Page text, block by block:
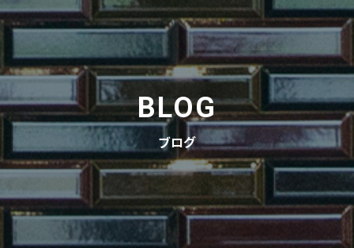
BLOG
ブログ